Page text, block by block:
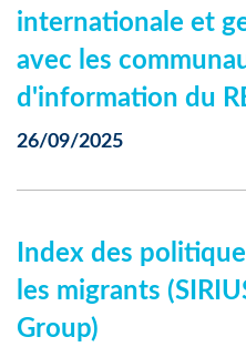
internationale et
avec les
d'information du
26/09/2025
Index des
les migrants
Group)